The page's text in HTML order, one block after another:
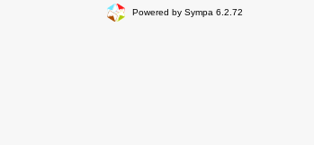
Powered by Sympa 6.2.72